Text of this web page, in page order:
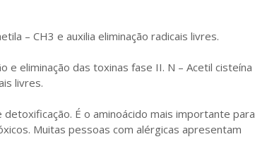
– CH3 e auxilia eliminação radicais livres.
eliminação das toxinas fase II. N – Acetil cisteína
livres.
É o aminoácido mais importante para
Muitas pessoas com alérgicas apresentam